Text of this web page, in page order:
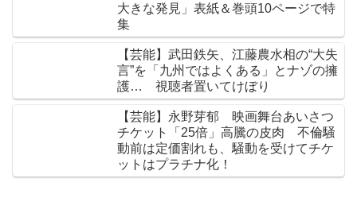
大きな発見」表紙＆巻頭10ページで特
集
【芸能】武田鉄矢、江藤農水相の“大失
言”を「九州ではよくある」とナゾの擁
護… 視聴者置いてけぼり
【芸能】永野芽郁 映画舞台あいさつ
チケット「25倍」高騰の皮肉 不倫騒
動前は定価割れも、騒動を受けてチケ
ットはプラチナ化！